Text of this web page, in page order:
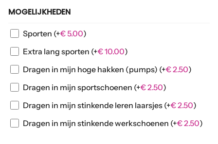
MOGELIJKHEDEN
Sporten (+€5.00)
Extra lang sporten (+€10.00)
Dragen in mijn hoge hakken (pumps) (+€2.50)
Dragen in mijn sportschoenen (+€2.50)
Dragen in mijn stinkende leren laarsjes (+€2.50)
Dragen in mijn stinkende werkschoenen (+€2.50)